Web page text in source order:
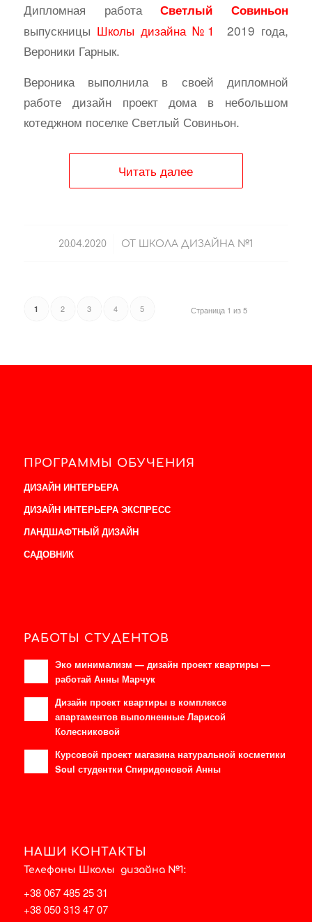
Дипломная работаСветлый Совиньон
выпускницы Школы дизайна №1
2019 года,
Вероники Гарнык.
Вероника выполнила в своей дипломной
работе дизайн проект дома в небольшом
котеджном поселке Светлый Совиньон.
Читать далее
20.04.2020
/ ОТ ШКОЛА ДИЗАЙНА №1
Страница 1 из 5
1 2 3 4 5
ПРОГРАММЫ ОБУЧЕНИЯ
ДИЗАЙН ИНТЕРЬЕРА
ДИЗАЙН ИНТЕРЬЕРА ЭКСПРЕСС
ЛАНДШАФТНЫЙ ДИЗАЙН
САДОВНИК
РАБОТЫ СТУДЕНТОВ
Эко минимализм — дизайн проект квартиры —
работай Анны Марчук
Дизайн проект квартиры в комплексе
апартаментов выполненные Ларисой
Колесниковой
Курсовой проект магазина натуральной косметики
Soul студентки Спиридоновой Анны
НАШИ КОНТАКТЫ
Телефоны Школы дизайна №1:
+38 067 485 25 31
+38 050 313 47 07